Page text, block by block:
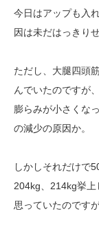
今日はアップも入
因は未だはっきりせ
ただし、大腿四頭
んでいたのですが
膨らみが小さくな
の減少の原因か。
しかしそれだけで
204kg、214kg挙
思っていたのです